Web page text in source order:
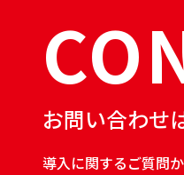
お問い合わせ
導入に関するご質問